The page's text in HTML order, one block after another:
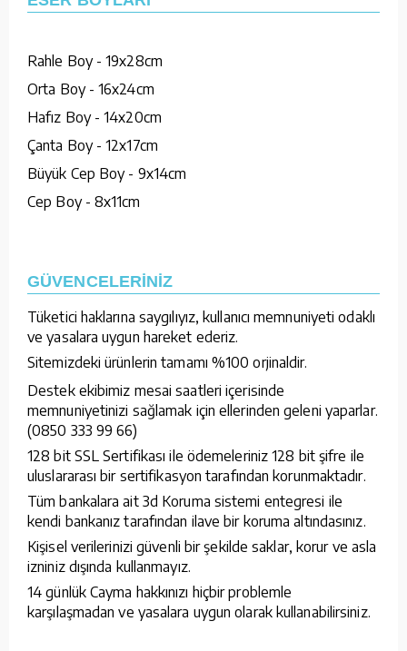
Rahle Boy - 19x28cm
Orta Boy - 16x24cm
Hafız Boy - 14x20cm
Çanta Boy - 12x17cm
Büyük Cep Boy - 9x14cm
Cep Boy - 8x11cm
GÜVENCELERİNİZ
Tüketici haklarına saygılıyız, kullanıcı memnuniyeti odaklı
ve yasalara uygun hareket ederiz.
Sitemizdeki ürünlerin tamamı %100 orjinaldir.
Destek ekibimiz mesai saatleri içerisinde
memnuniyetinizi sağlamak için ellerinden geleni yaparlar.
(0850 333 99 66)
128 bit SSL Sertifikası ile ödemeleriniz 128 bit şifre ile
uluslararası bir sertifikasyon tarafından korunmaktadır.
Tüm bankalara ait 3d Koruma sistemi entegresi ile
kendi bankanız tarafından ilave bir koruma altındasınız.
Kişisel verilerinizi güvenli bir şekilde saklar, korur ve asla
izniniz dışında kullanmayız.
14 günlük Cayma hakkınızı hiçbir problemle
karşılaşmadan ve yasalara uygun olarak kullanabilirsiniz.